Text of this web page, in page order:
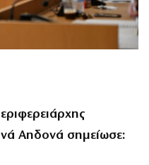
Αηδονά σημείωσε: